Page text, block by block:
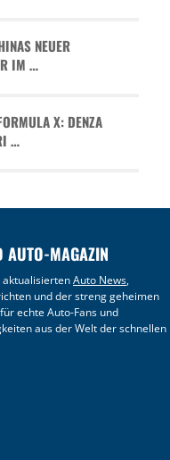
NEUER
IM …
X: DENZA
…
AUTO-MAGAZIN
aktualisiertenAuto News,
und der streng geheimen
echte Auto-Fans und
aus der Welt der schnellen